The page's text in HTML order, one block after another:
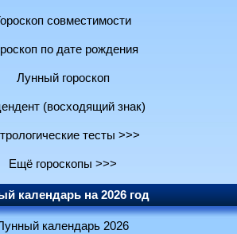
совместимости
по дате рождения
Лунный гороскоп
(восходящий знак)
тесты >>>
Ещё гороскопы >>>
календарь на 2026 год
календарь 2026